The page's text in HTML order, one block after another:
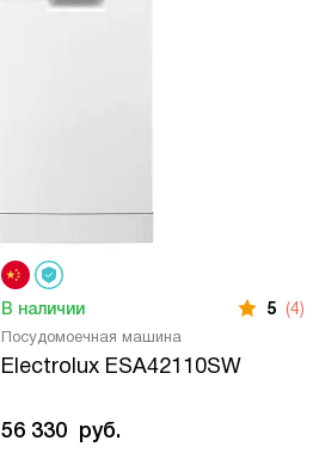
Посудомоечная машина
Electrolux ESA42110SW
В наличии 5 (4)
56 330 руб.